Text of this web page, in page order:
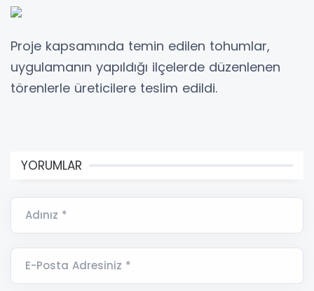
Proje kapsamında temin edilen tohumlar,
uygulamanın yapıldığı ilçelerde düzenlenen
törenlerle üreticilere teslim edildi.
YORUMLAR
Adınız *
E-Posta Adresiniz *